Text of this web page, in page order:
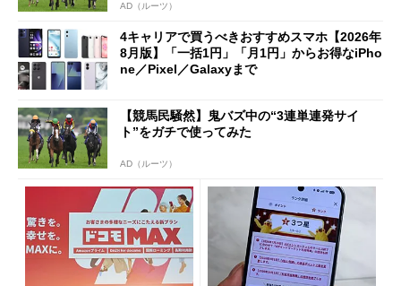
AD（ルーツ）
4キャリアで買うべきおすすめスマホ【2026年
8月版】「一括1円」「月1円」からお得なiPho
ne／Pixel／Galaxyまで
【競馬民騒然】鬼バズ中の“3連単連発サイ
ト”をガチで使ってみた
AD（ルーツ）